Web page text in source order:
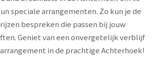
speciale arrangementen. Zo kun je de
bespreken die passen bij jouw
Geniet van een onvergetelijk verblijf
in de prachtige Achterhoek!